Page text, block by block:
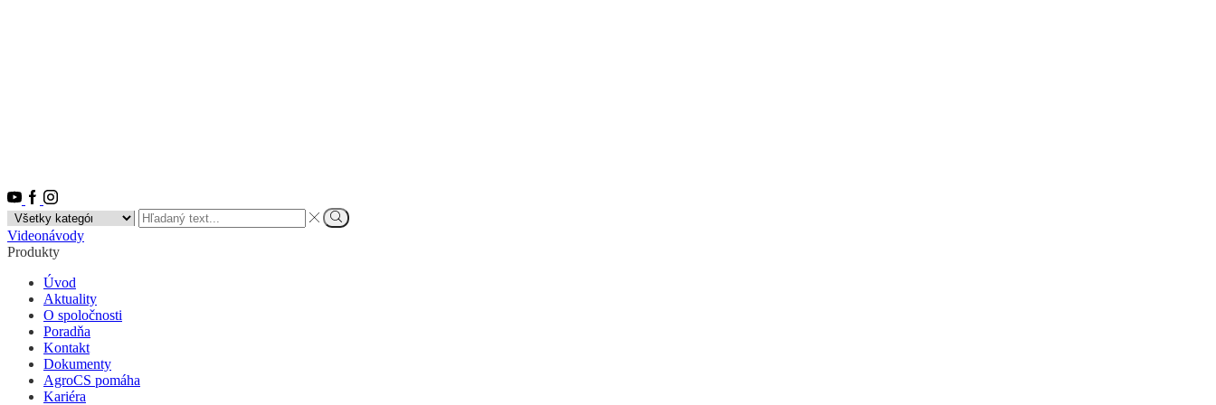
Youtube
Facebook
Instagram
Search
input
Vyhľadať
Videonávody
Produkty
Úvod
Aktuality
O spoločnosti
Poradňa
Kontakt
Dokumenty
AgroCS pomáha
Kariéra